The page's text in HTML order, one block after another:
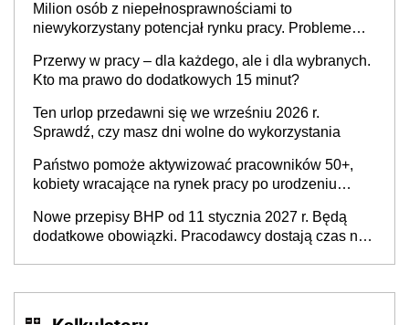
Milion osób z niepełnosprawnościami to
niewykorzystany potencjał rynku pracy. Problemem
refundacji, ale bariery po stronie systemu i
świadomości pracodawców [WYWIAD]
Przerwy w pracy – dla każdego, ale i dla wybranych.
Kto ma prawo do dodatkowych 15 minut?
Ten urlop przedawni się we wrześniu 2026 r.
Sprawdź, czy masz dni wolne do wykorzystania
Państwo pomoże aktywizować pracowników 50+,
kobiety wracające na rynek pracy po urodzeniu
neuroatypowe. Powstanie Fundusz na rzecz
Inkluzywności w Zatrudnianiu?
Nowe przepisy BHP od 11 stycznia 2027 r. Będą
dodatkowe obowiązki. Pracodawcy dostają czas na